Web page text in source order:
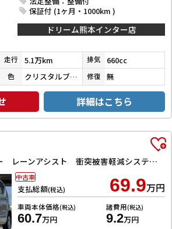
保証付 (1ヶ月・1000km )
ドリーム熊本インター店
走行 5.1万km 排気 660cc
色 クリスタルブラックパール 修復 無
詳細はこちら
L クリアランスソナー レーンアシスト 衝突被害軽減システム オートライト キーレスエントリー アイドリングストップ 電動格納ミラー シートヒーター CVT 盗難防止システム ABS ESC CD
支払総額(税込) 69.9万円
車両本体価格(税込)
60.7万円
諸費用(税込)
9.2万円
中古車